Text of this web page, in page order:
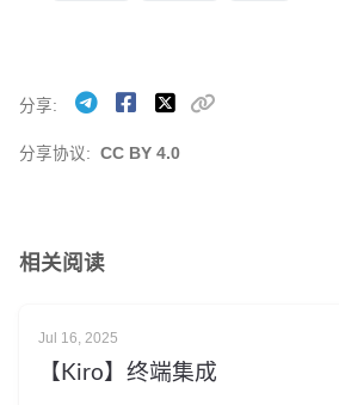
分享协议: CC BY 4.0
分享
相关阅读
Jul 16, 2025
【Kiro】终端集成